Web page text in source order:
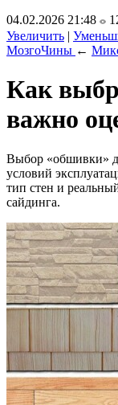
04.02.2026 21:48
Увеличить |
МозгоЧины ←
Как
важно
Выбор «обшивки»
условий
тип стен и
сайдинга.